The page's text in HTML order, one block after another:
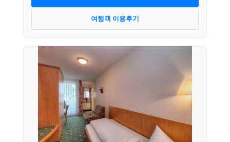
여행객 이용후기